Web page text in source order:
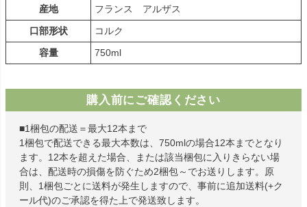
産地
フランス アルザス
口部形状
コルク
容量
750ml
購入前にご確認ください
■1梱包の配送＝最大12本まで
1梱包で配送できる最大本数は、750mlの場合12本までとなり
ます。12本を超えた場合、または該当梱包に入りきらない場
合は、配送時の損傷を防ぐため2梱包～でお送りします。原
則、1梱包ごとに送料が発生しますので、事前に追加送料(+ク
ール代)のご承認を得た上で発送致します。